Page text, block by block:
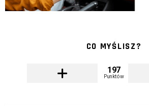
CO MYŚLISZ?
197
Punktów